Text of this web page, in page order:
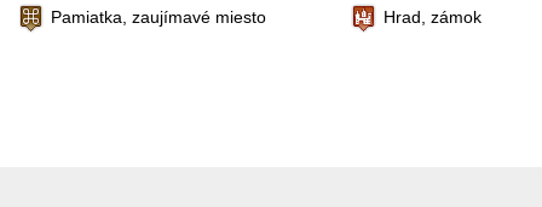
Pamiatka, zaujímavé miesto
Hrad, zámok